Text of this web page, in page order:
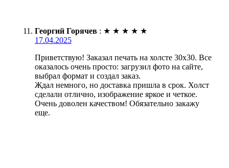
Георгий Горячев : ★ ★ ★ ★ ★
17.04.2025
Приветствую! Заказал печать на холсте 30х30. Все
оказалось очень просто: загрузил фото на сайте,
выбрал формат и создал заказ.
Ждал немного, но доставка пришла в срок. Холст
сделали отлично, изображение яркое и четкое.
Очень доволен качеством! Обязательно закажу
еще.